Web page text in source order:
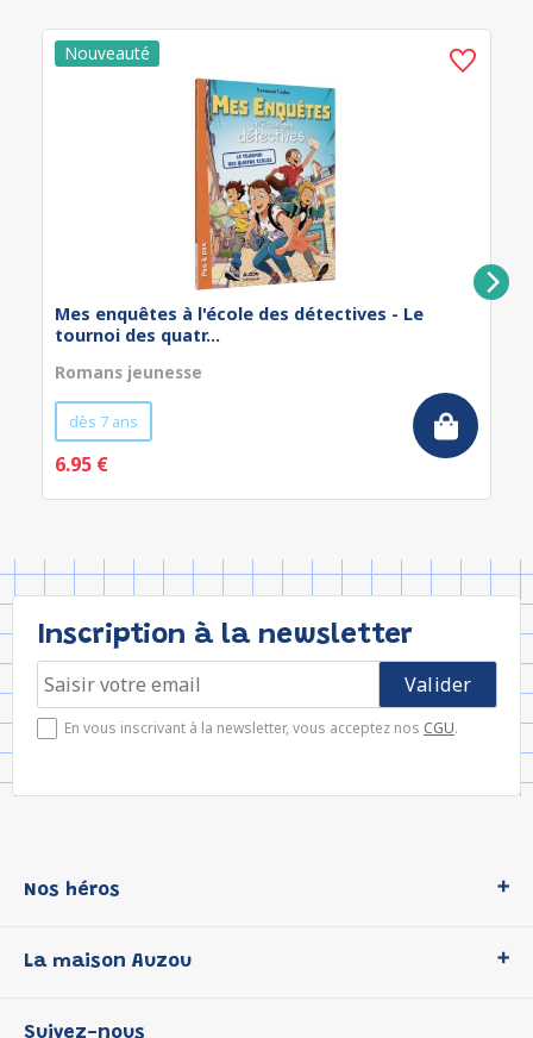
Mes enquêtes à l'école des détectives - Le
tournoi des quatr...
Romans jeunesse
dès 7 ans
6.95 €
Inscription à la newsletter
En vous inscrivant à la newsletter, vous acceptez nos CGU.
Nos héros
P'tit Loup
La maison Auzou
Suivez-nous